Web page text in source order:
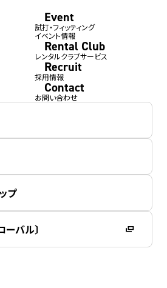
Event
試打・フィッティング
イベント情報
Rental Club
レンタルクラブサービス
Recruit
採用情報
Contact
お問い合わせ
プ
バル〕